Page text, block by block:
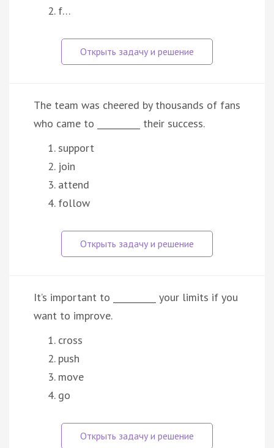
f…
The team was cheered by thousands of fans
who came to __________ their success.
support
join
attend
follow
It’s important to __________ your limits if you
want to improve.
cross
push
move
go